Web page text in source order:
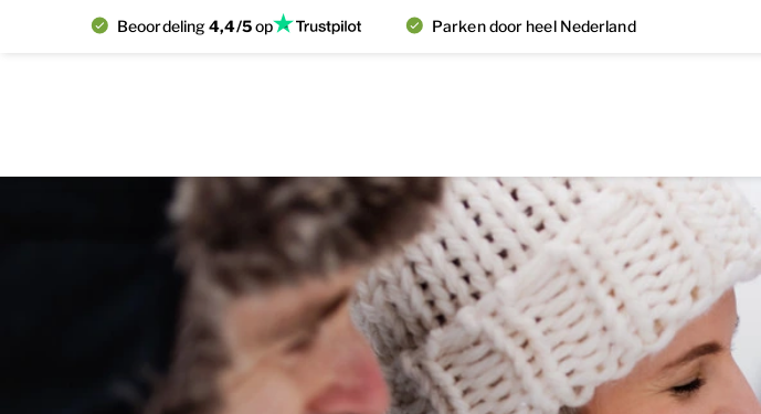
Beoordeling4,4/5op Parken door heel Nederland